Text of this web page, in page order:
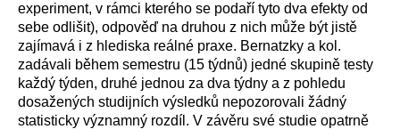
experiment, v rámci kterého se podaří tyto dva efekty od
sebe odlišit), odpověď na druhou z nich může být jistě
zajímavá i z hlediska reálné praxe. Bernatzky a kol.
zadávali během semestru (15 týdnů) jedné skupině testy
každý týden, druhé jednou za dva týdny a z pohledu
dosažených studijních výsledků nepozorovali žádný
statisticky významný rozdíl. V závěru své studie opatrně